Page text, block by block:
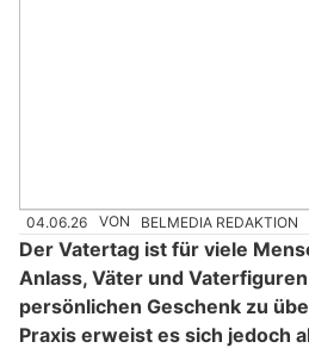
04.06.26 VON BELMEDIA REDAKTION
Der Vatertag ist für viele
Anlass, Väter und
persönlichen Geschenk zu
Praxis erweist es sich jedoch